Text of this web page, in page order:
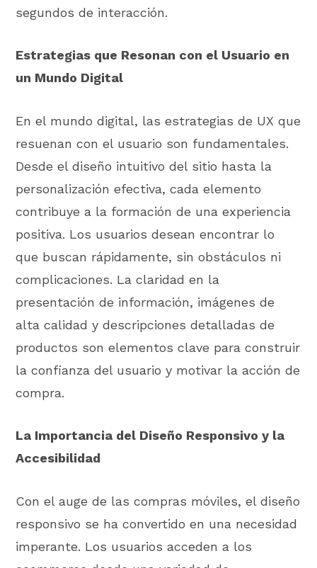
segundos de interacción.
Estrategias que Resonan con el Usuario en
un Mundo Digital
En el mundo digital, las estrategias de UX que
resuenan con el usuario son fundamentales.
Desde el diseño intuitivo del sitio hasta la
personalización efectiva, cada elemento
contribuye a la formación de una experiencia
positiva. Los usuarios desean encontrar lo
que buscan rápidamente, sin obstáculos ni
complicaciones. La claridad en la
presentación de información, imágenes de
alta calidad y descripciones detalladas de
productos son elementos clave para construir
la confianza del usuario y motivar la acción de
compra.
La Importancia del Diseño Responsivo y la
Accesibilidad
Con el auge de las compras móviles, el diseño
responsivo se ha convertido en una necesidad
imperante. Los usuarios acceden a los